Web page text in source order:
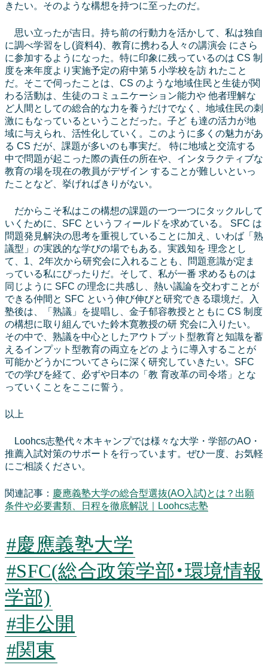
きたい。そのような構想を持つに至ったのだ。
思い立ったが吉日。持ち前の行動力を活かして、私は独自
に調べ学習をし(資料4)、教育に携わる人々の講演会 にさら
に参加するようになった。特に印象に残っているのは CS 制
度を来年度より実施予定の府中第 5 小学校を訪 れたこと
だ。そこで伺ったことは、CS のような地域住民と生徒が関
わる活動は、生徒のコミュニケーション能力や 他者理解な
ど人間としての総合的な力を養うだけでなく、地域住民の刺
激にもなっているということだった。子ど も達の活力が地
域に与えられ、活性化していく。このように多くの魅力があ
る CS だが、課題が多いのも事実だ。 特に地域と交流する
中で問題が起こった際の責任の所在や、インタラクティブな
教育の場を現在の教員がデザイン することが難しいといっ
たことなど、挙げればきりがない。
だからこそ私はこの構想の課題の一つ一つにタックルして
いくために、SFC というフィールドを求めている。 SFC は
問題発見解決の思考を重視していることに加え、いわば「熟
議型」の実践的な学びの場でもある。実践知を 理念とし
て、1、2年次から研究会に入れることも、問題意識が定ま
っている私にぴったりだ。そして、私が一番 求めるものは
同じように SFC の理念に共感し、熱い議論を交わすことが
できる仲間と SFC という伸び伸びと研究できる環境だ。入
塾後は、「熟議」を提唱し、金子郁容教授とともに CS 制度
の構想に取り組んでいた鈴木寛教授の研 究会に入りたい。
その中で、熟議を中心としたアウトプット型教育と知識を蓄
えるインプット型教育の両立をどの ように導入することが
可能かどうかについてさらに深く研究していきたい。SFC
での学びを経て、必ずや日本の「教 育改革の司令塔」とな
っていくことをここに誓う。
以上
Loohcs志塾代々木キャンプでは様々な大学・学部のAO・
推薦入試対策のサポートを行っています。ぜひ一度、お気軽
にご相談ください。
関連記事： 慶應義塾大学の総合型選抜(AO入試)とは？出願
条件や必要書類、日程を徹底解説｜Loohcs志塾
#慶應義塾大学
#SFC(総合政策学部・環境情報
学部)
#非公開
#関東